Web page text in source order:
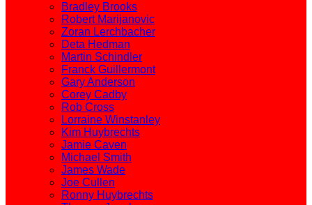
Bradley Brooks
Robert Marijanovic
Zoran Lerchbacher
Deta Hedman
Martin Schindler
Franck Guillermont
Gary Anderson
Corey Cadby
Rob Cross
Lorraine Winstanley
Kim Huybrechts
Jamie Caven
Michael Smith
James Wade
Joe Cullen
Ronny Huybrechts